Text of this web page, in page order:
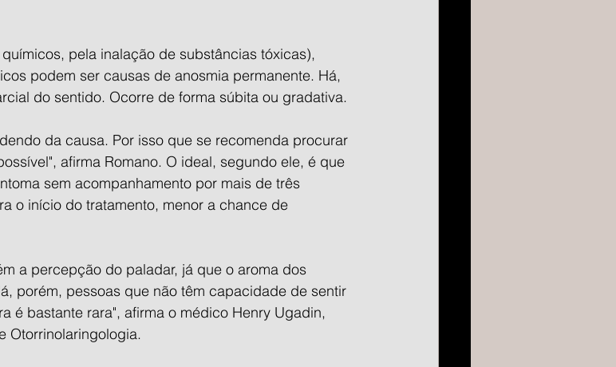
pela inalação de substâncias tóxicas),
podem ser causas de anosmia permanente. Há,
do sentido. Ocorre de forma súbita ou gradativa.
da causa. Por isso que se recomenda procurar
afirma Romano. O ideal, segundo ele, é que
sem acompanhamento por mais de três
o início do tratamento, menor a chance de
a percepção do paladar, já que o aroma dos
porém, pessoas que não têm capacidade de sentir
é bastante rara", afirma o médico Henry Ugadin,
Otorrinolaringologia.